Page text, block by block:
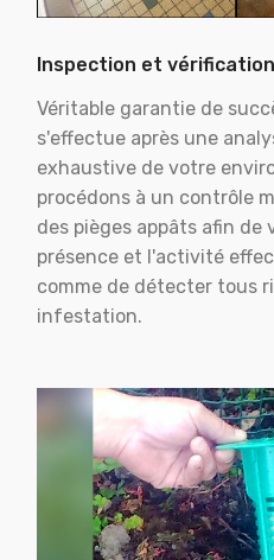
Inspection et
Véritable garantie de
s'effectue après une
exhaustive de votre
procédons à un contrôle
des pièges appâts afin de
présence et l'activité
comme de détecter tous
infestation.